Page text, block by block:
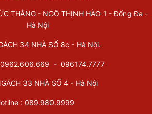
THẮNG - NGÕ THỊNH HÀO 1 - Đống Đa -
Hà Nội
34 NHÀ SỐ 8c - Hà Nội.
0962.606.669 - 096174.7777
33 NHÀ SỐ 4 - Hà Nội
: 089.980.9999